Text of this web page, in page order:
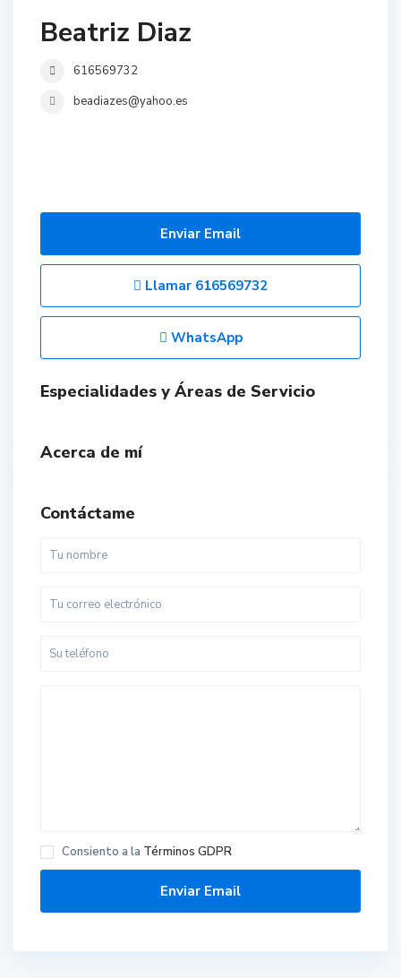
Beatriz Diaz
616569732
beadiazes@yahoo.es
Enviar Email
Llamar 616569732
WhatsApp
Especialidades y Áreas de Servicio
Acerca de mí
Contáctame
Consiento a la Términos GDPR